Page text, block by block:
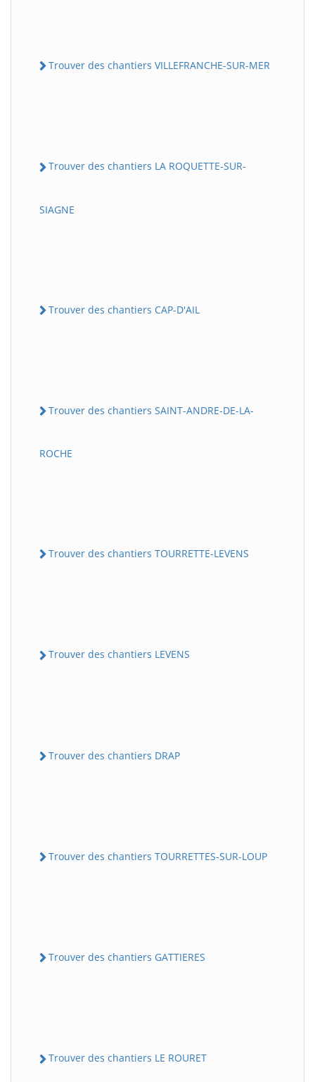
Trouver des chantiers VILLEFRANCHE-SUR-MER
Trouver des chantiers LA ROQUETTE-SUR-
SIAGNE
Trouver des chantiers CAP-D'AIL
Trouver des chantiers SAINT-ANDRE-DE-LA-
ROCHE
Trouver des chantiers TOURRETTE-LEVENS
Trouver des chantiers LEVENS
Trouver des chantiers DRAP
Trouver des chantiers TOURRETTES-SUR-LOUP
Trouver des chantiers GATTIERES
Trouver des chantiers LE ROURET